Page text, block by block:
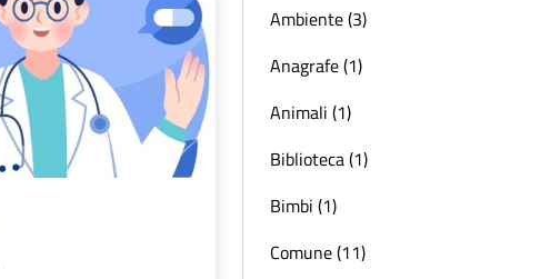
Ambiente (3)
Anagrafe (1)
Animali (1)
Biblioteca (1)
Bimbi (1)
Comune (11)